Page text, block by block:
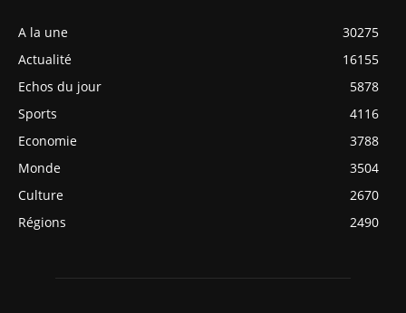
A la une
30275
Actualité
16155
Echos du jour
5878
Sports
4116
Economie
3788
Monde
3504
Culture
2670
Régions
2490